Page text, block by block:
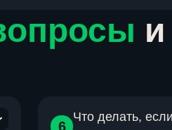
6
Что делать,